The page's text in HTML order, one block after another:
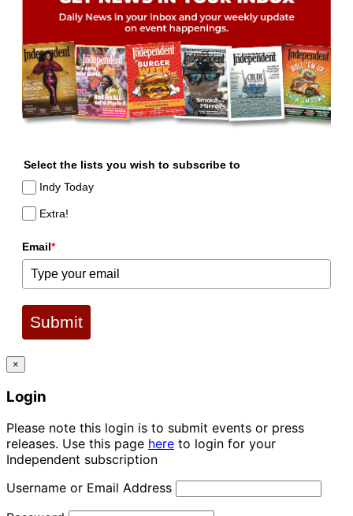
Select the lists you wish to subscribe to
Indy Today
Extra!
Email*
Submit
×
Login
Please note this login is to submit events or press
releases. Use this page here to login for your
Independent subscription
Username or Email Address